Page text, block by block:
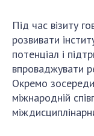
Оцінювання
наукових
Конкурси
Відкрита
Підготовка
Робота з
Під час візиту
розвивати
потенціал і
впроваджувати
Окремо
міжнародній